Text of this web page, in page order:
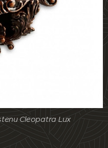
Cleopatra Lux
Cleopatra Lux